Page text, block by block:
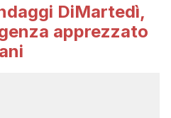
DiMartedì,
apprezzato